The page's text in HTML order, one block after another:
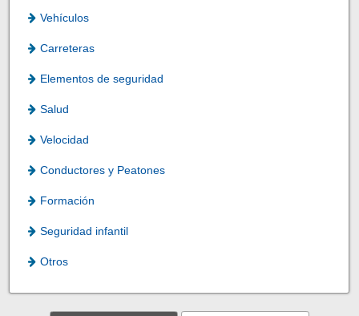
Vehículos
Carreteras
Elementos de seguridad
Salud
Velocidad
Conductores y Peatones
Formación
Seguridad infantil
Otros